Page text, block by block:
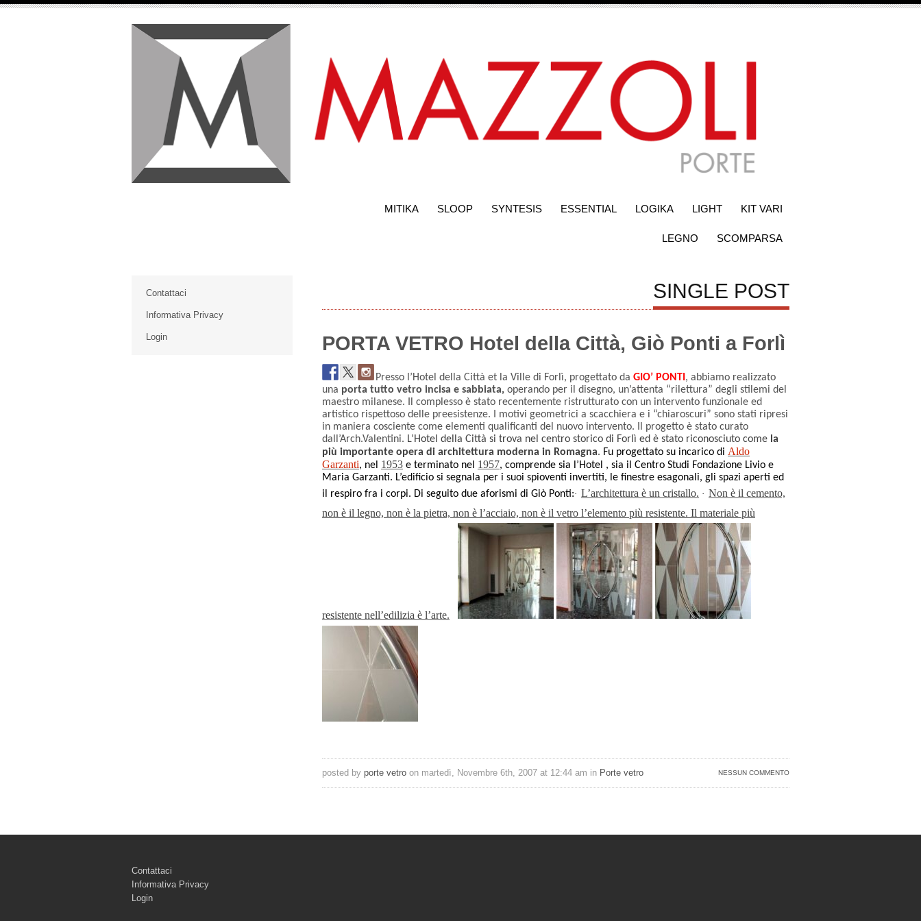
MITIKA SLOOP SYNTESIS ESSENTIAL LOGIKA LIGHT KIT VARI
LEGNO SCOMPARSA
SINGLE POST
PORTA VETRO Hotel della Città, Giò Ponti a Forlì
Presso l’Hotel della Città et la Ville di Forlì, progettato da GIO’ PONTI , abbiamo realizzato
una porta tutto vetro incisa e sabbiata, operando per il disegno, un’attenta “rilettura” degli stilemi del
maestro milanese. Il complesso è stato recentemente ristrutturato con un intervento funzionale ed
artistico rispettoso delle preesistenze. I motivi geometrici a scacchiera e i “chiaroscuri” sono stati ripresi
in maniera cosciente come elementi qualificanti del nuovo intervento. Il progetto è stato curato
dall’Arch.Valentini. L’Hotel della Città si trova nel centro storico di Forlì ed è stato riconosciuto come la
più importante opera di architettura moderna in Romagna. Fu progettato su incarico di Aldo
Garzanti, nel 1953 e terminato nel 1957, comprende sia l’Hotel , sia il Centro Studi Fondazione Livio e
Maria Garzanti. L’edificio si segnala per i suoi spioventi invertiti, le finestre esagonali, gli spazi aperti ed
il respiro fra i corpi. Di seguito due aforismi di Giò Ponti:· L’architettura è un cristallo. · Non è il cemento,
non è il legno, non è la pietra, non è l’acciaio, non è il vetro l’elemento più resistente. Il materiale più
resistente nell’edilizia è l’arte.
NESSUN COMMENTO
posted by porte vetro on martedì, Novembre 6th, 2007 at 12:44 am in Porte vetro
Contattaci
Informativa Privacy
Login
Contattaci
Informativa Privacy
Login